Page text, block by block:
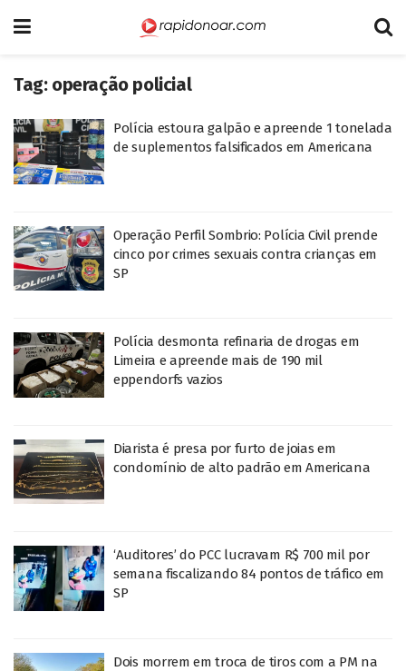
Tag: operação policial
Polícia estoura galpão e apreende 1 tonelada
de suplementos falsificados em Americana
Operação Perfil Sombrio: Polícia Civil prende
cinco por crimes sexuais contra crianças em
SP
Polícia desmonta refinaria de drogas em
Limeira e apreende mais de 190 mil
eppendorfs vazios
Diarista é presa por furto de joias em
condomínio de alto padrão em Americana
‘Auditores’ do PCC lucravam R$ 700 mil por
semana fiscalizando 84 pontos de tráfico em
SP
Dois morrem em troca de tiros com a PM na